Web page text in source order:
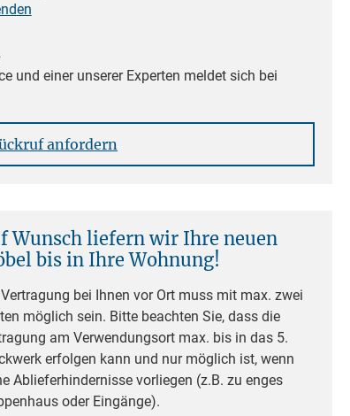
und einer unserer Experten meldet sich bei
anfordern
Wunsch liefern wir Ihre neuen
bis in Ihre Wohnung!
Vertragung bei Ihnen vor Ort muss mit max. zwei
möglich sein. Bitte beachten Sie, dass die
am Verwendungsort max. bis in das 5.
erfolgen kann und nur möglich ist, wenn
Ablieferhindernisse vorliegen (z.B. zu enges
oder Eingänge).